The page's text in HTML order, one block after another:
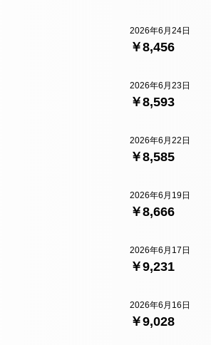
￥8,456
2026年6月24日
￥8,593
2026年6月23日
￥8,585
2026年6月22日
￥8,666
2026年6月19日
￥9,231
2026年6月17日
￥9,028
2026年6月16日